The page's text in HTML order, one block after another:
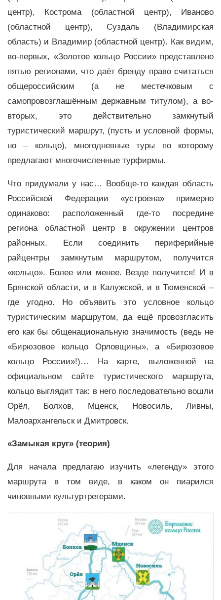
центр), Кострома (областной центр), Иваново
(областной центр), Суздаль (Владимирская
область) и Владимир (областной центр). Как видим,
во-первых, «Золотое кольцо России» представлено
пятью регионами, что даёт бренду право считаться
общероссийским (а не местечковым с
самопровозглашённым державным титулом), а во-
вторых, это действительно замкнутый
туристический маршрут, (пусть и условной формы,
но – кольцо), многодневные туры по которому
предлагают многочисленные турфирмы.
Что придумали у нас… Вообще-то каждая область
Российской Федерации «устроена» примерно
одинаково: расположенный где-то посредине
региона областной центр в окружении центров
районных. Если соединить периферийные
райцентры замкнутым маршрутом, получится
«кольцо». Более или менее. Везде получится! И в
Брянской области, и в Калужской, и в Тюменской –
где угодно. Но объявить это условное кольцо
туристическим маршрутом, да ещё провозгласить
его как бы общенациональную значимость (ведь не
«Бирюзовое кольцо Орловщины», а «Бирюзовое
кольцо России»!)… На карте, выложенной на
официальном сайте туристического маршрута,
кольцо выглядит так: в него последовательно вошли
Орёл, Болхов, Мценск, Новосиль, Ливны,
Малоархангельск и Дмитровск.
«Замыкая круг» (теория)
Для начала предлагаю изучить «легенду» этого
маршрута в том виде, в каком он пиарился
чиновными культуртрегерами.